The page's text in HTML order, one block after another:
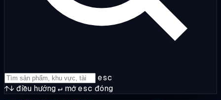
esc
↑↓ điều hướng↵ mởesc đóng